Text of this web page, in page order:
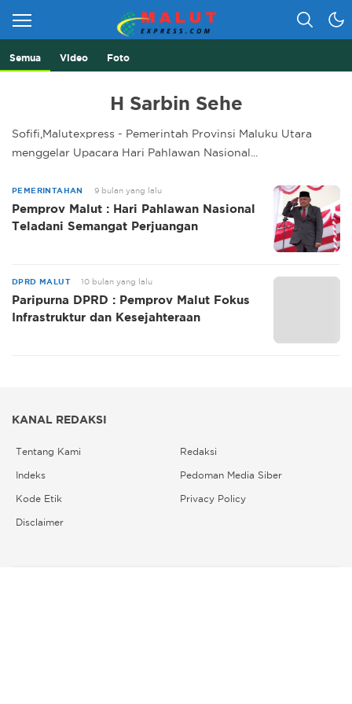
Malut Express
Berita Lebih Cepat
Semua Video Foto
H Sarbin Sehe
Sofifi,Malutexpress - Pemerintah Provinsi Maluku Utara
menggelar Upacara Hari Pahlawan Nasional...
PEMERINTAHAN 9 bulan yang lalu
Pemprov Malut : Hari Pahlawan Nasional
Teladani Semangat Perjuangan
DPRD MALUT 10 bulan yang lalu
Paripurna DPRD : Pemprov Malut Fokus
Infrastruktur dan Kesejahteraan
KANAL REDAKSI
Tentang Kami Redaksi
Indeks Pedoman Media Siber
Kode Etik Privacy Policy
Disclaimer